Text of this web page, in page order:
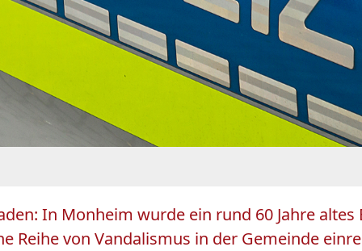
In Monheim wurde ein rund 60 Jahre
Reihe von Vandalismus in der Gemeinde